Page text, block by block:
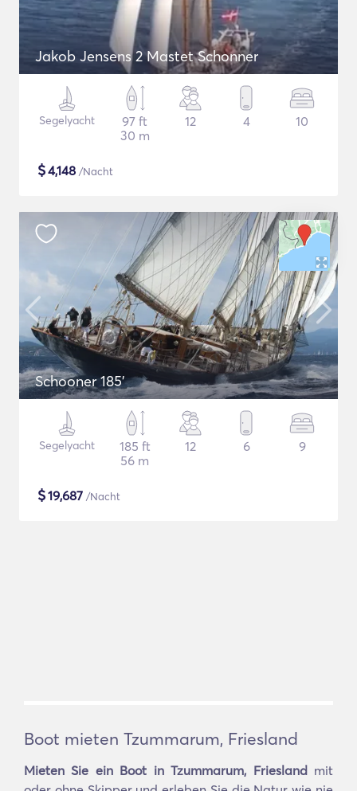
Jakob Jensens 2 Mastet Schonner
Segelyacht
97 ft
30 m
12 4 10
$4,148 /Nacht
Schooner 185'
Segelyacht
185 ft
56 m
12 6 9
$19,687 /Nacht
Boot mieten Tzummarum, Friesland
Mieten Sie ein Boot in Tzummarum, Friesland mit